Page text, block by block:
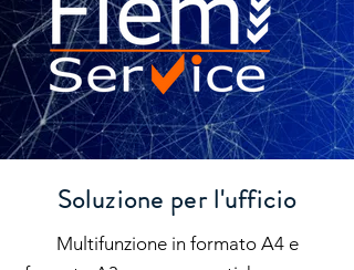
Soluzione per l'ufficio
Multifunzione in formato A4 e